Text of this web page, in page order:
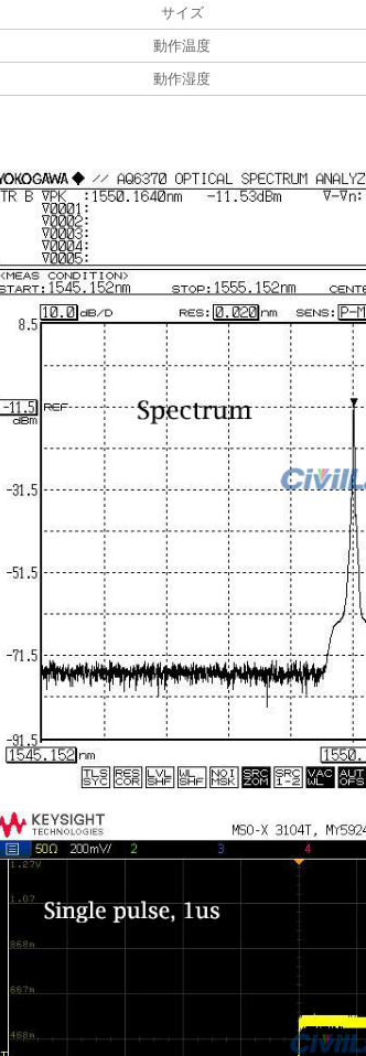
サイズ
動作温度
動作湿度